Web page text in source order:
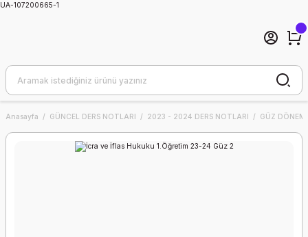
UA-107200665-1
Anasayfa GÜNCEL DERS NOTLARI 2023 - 2024 DERS NOTLARI GÜZ DÖNEMİ